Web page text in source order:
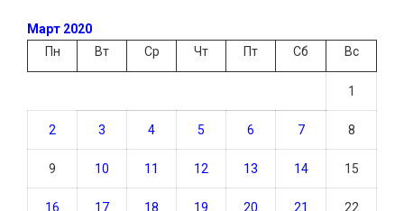
Март 2020
Пн
Вт Ср Чт Пт Сб Вс
1
2 3 4 5 6 7 8
9 10 11 12 13 14 15
16 17 18 19 20 21 22